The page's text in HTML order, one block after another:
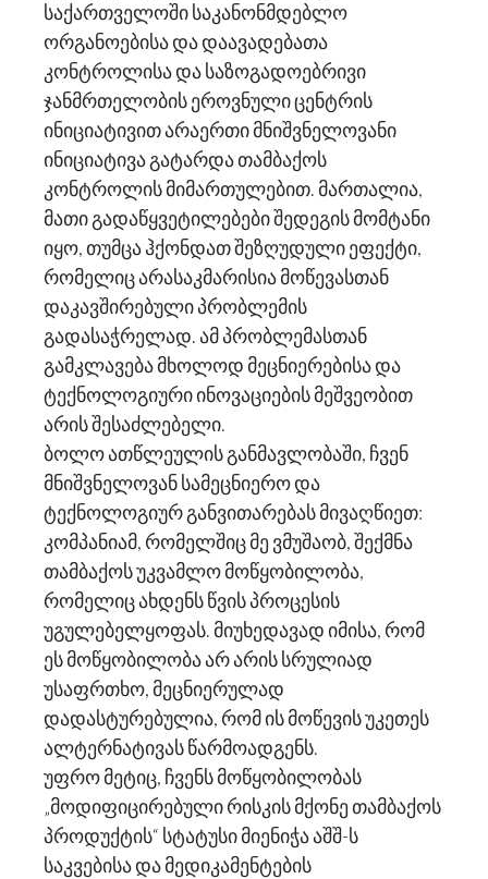
საქართველოში საკანონმდებლო
ორგანოებისა და დაავადებათა
კონტროლისა და საზოგადოებრივი
ჯანმრთელობის ეროვნული ცენტრის
ინიციატივით არაერთი მნიშვნელოვანი
ინიციატივა გატარდა თამბაქოს
კონტროლის მიმართულებით. მართალია,
მათი გადაწყვეტილებები შედეგის მომტანი
იყო, თუმცა ჰქონდათ შეზღუდული ეფექტი,
რომელიც არასაკმარისია მოწევასთან
დაკავშირებული პრობლემის
გადასაჭრელად. ამ პრობლემასთან
გამკლავება მხოლოდ მეცნიერებისა და
ტექნოლოგიური ინოვაციების მეშვეობით
არის შესაძლებელი.
ბოლო ათწლეულის განმავლობაში, ჩვენ
მნიშვნელოვან სამეცნიერო და
ტექნოლოგიურ განვითარებას მივაღწიეთ:
კომპანიამ, რომელშიც მე ვმუშაობ, შექმნა
თამბაქოს უკვამლო მოწყობილობა,
რომელიც ახდენს წვის პროცესის
უგულებელყოფას. მიუხედავად იმისა, რომ
ეს მოწყობილობა არ არის სრულიად
უსაფრთხო, მეცნიერულად
დადასტურებულია, რომ ის მოწევის უკეთეს
ალტერნატივას წარმოადგენს.
უფრო მეტიც, ჩვენს მოწყობილობას
„მოდიფიცირებული რისკის მქონე თამბაქოს
პროდუქტის“ სტატუსი მიენიჭა აშშ-ს
საკვებისა და მედიკამენტების